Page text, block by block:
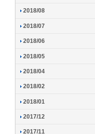
2018/08
2018/07
2018/06
2018/05
2018/04
2018/02
2018/01
2017/12
2017/11